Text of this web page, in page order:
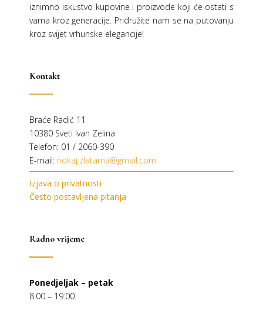
iznimno iskustvo kupovine i proizvode koji će ostati s
vama kroz generacije. Pridružite nam se na putovanju
kroz svijet vrhunske elegancije!
Kontakt
Braće Radić 11
10380 Sveti Ivan Zelina
Telefon: 01 / 2060-390
E-mail: nokaj.zlatarna@gmail.com
Izjava o privatnosti
Često postavljena pitanja
Radno vrijeme
Ponedjeljak – petak
8:00 – 19:00